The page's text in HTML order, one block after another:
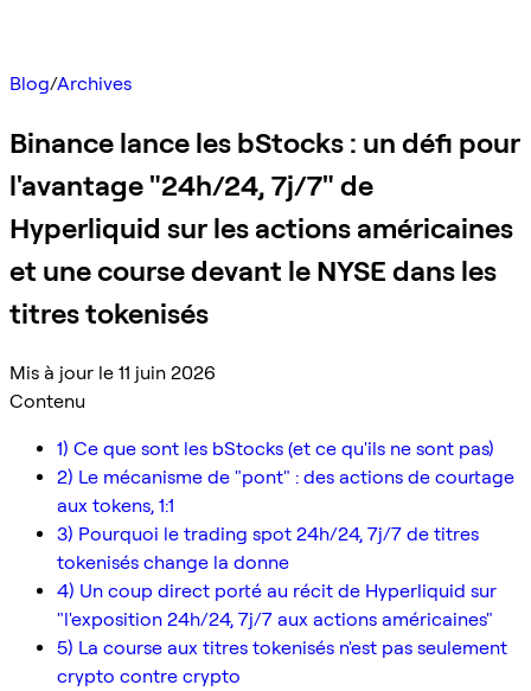
Blog/Archives
Binance lance les bStocks : un défi pour
l'avantage "24h/24, 7j/7" de
Hyperliquid sur les actions américaines
et une course devant le NYSE dans les
titres tokenisés
Mis à jour le 11 juin 2026
Contenu
1) Ce que sont les bStocks (et ce qu'ils ne sont pas)
2) Le mécanisme de "pont" : des actions de courtage
aux tokens, 1:1
3) Pourquoi le trading spot 24h/24, 7j/7 de titres
tokenisés change la donne
4) Un coup direct porté au récit de Hyperliquid sur
"l'exposition 24h/24, 7j/7 aux actions américaines"
5) La course aux titres tokenisés n'est pas seulement
crypto contre crypto